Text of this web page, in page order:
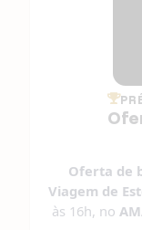
Oferta de
Viagem de
às 16h, no